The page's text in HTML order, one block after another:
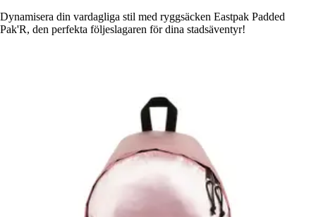
Dynamisera din vardagliga stil med ryggsäcken Eastpak Padded
Pak'R, den perfekta följeslagaren för dina stadsäventyr!